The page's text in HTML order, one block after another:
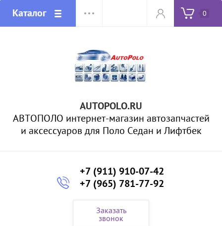
Каталог 0
AUTOPOLO.RU
АВТОПОЛО интернет-магазин автозапчастей
и аксессуаров для Поло Седан и Лифтбек
+7 (911) 910-07-42
+7 (965) 781-77-92
Заказать
звонок